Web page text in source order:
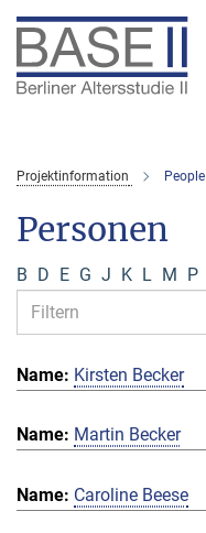
Hauptinhalt
Projektinformation People
Personen
B D E G J K L M P
Kirsten Becker
Martin Becker
Caroline Beese